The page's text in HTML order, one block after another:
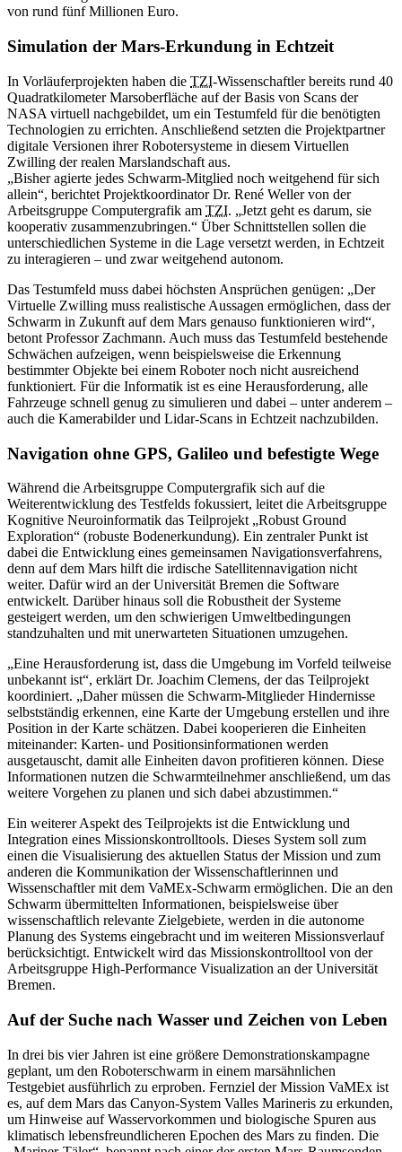
von rund fünf Millionen Euro.
Simulation der Mars-Erkundung in Echtzeit
In Vorläuferprojekten haben die TZI-Wissenschaftler bereits rund 40
Quadratkilometer Marsoberfläche auf der Basis von Scans der
NASA virtuell nachgebildet, um ein Testumfeld für die benötigten
Technologien zu errichten. Anschließend setzten die Projektpartner
digitale Versionen ihrer Robotersysteme in diesem Virtuellen
Zwilling der realen Marslandschaft aus.
„Bisher agierte jedes Schwarm-Mitglied noch weitgehend für sich
allein“, berichtet Projektkoordinator Dr. René Weller von der
Arbeitsgruppe Computergrafik am TZI. „Jetzt geht es darum, sie
kooperativ zusammenzubringen.“ Über Schnittstellen sollen die
unterschiedlichen Systeme in die Lage versetzt werden, in Echtzeit
zu interagieren – und zwar weitgehend autonom.
Das Testumfeld muss dabei höchsten Ansprüchen genügen: „Der
Virtuelle Zwilling muss realistische Aussagen ermöglichen, dass der
Schwarm in Zukunft auf dem Mars genauso funktionieren wird“,
betont Professor Zachmann. Auch muss das Testumfeld bestehende
Schwächen aufzeigen, wenn beispielsweise die Erkennung
bestimmter Objekte bei einem Roboter noch nicht ausreichend
funktioniert. Für die Informatik ist es eine Herausforderung, alle
Fahrzeuge schnell genug zu simulieren und dabei – unter anderem –
auch die Kamerabilder und Lidar-Scans in Echtzeit nachzubilden.
Navigation ohne GPS, Galileo und befestigte Wege
Während die Arbeitsgruppe Computergrafik sich auf die
Weiterentwicklung des Testfelds fokussiert, leitet die Arbeitsgruppe
Kognitive Neuroinformatik das Teilprojekt „Robust Ground
Exploration“ (robuste Bodenerkundung). Ein zentraler Punkt ist
dabei die Entwicklung eines gemeinsamen Navigationsverfahrens,
denn auf dem Mars hilft die irdische Satellitennavigation nicht
weiter. Dafür wird an der Universität Bremen die Software
entwickelt. Darüber hinaus soll die Robustheit der Systeme
gesteigert werden, um den schwierigen Umweltbedingungen
standzuhalten und mit unerwarteten Situationen umzugehen.
„Eine Herausforderung ist, dass die Umgebung im Vorfeld teilweise
unbekannt ist“, erklärt Dr. Joachim Clemens, der das Teilprojekt
koordiniert. „Daher müssen die Schwarm-Mitglieder Hindernisse
selbstständig erkennen, eine Karte der Umgebung erstellen und ihre
Position in der Karte schätzen. Dabei kooperieren die Einheiten
miteinander: Karten- und Positionsinformationen werden
ausgetauscht, damit alle Einheiten davon profitieren können. Diese
Informationen nutzen die Schwarmteilnehmer anschließend, um das
weitere Vorgehen zu planen und sich dabei abzustimmen.“
Ein weiterer Aspekt des Teilprojekts ist die Entwicklung und
Integration eines Missionskontrolltools. Dieses System soll zum
einen die Visualisierung des aktuellen Status der Mission und zum
anderen die Kommunikation der Wissenschaftlerinnen und
Wissenschaftler mit dem VaMEx-Schwarm ermöglichen. Die an den
Schwarm übermittelten Informationen, beispielsweise über
wissenschaftlich relevante Zielgebiete, werden in die autonome
Planung des Systems eingebracht und im weiteren Missionsverlauf
berücksichtigt. Entwickelt wird das Missionskontrolltool von der
Arbeitsgruppe High-Performance Visualization an der Universität
Bremen.
Auf der Suche nach Wasser und Zeichen von Leben
In drei bis vier Jahren ist eine größere Demonstrationskampagne
geplant, um den Roboterschwarm in einem marsähnlichen
Testgebiet ausführlich zu erproben. Fernziel der Mission VaMEx ist
es, auf dem Mars das Canyon-System Valles Marineris zu erkunden,
um Hinweise auf Wasservorkommen und biologische Spuren aus
klimatisch lebensfreundlicheren Epochen des Mars zu finden. Die